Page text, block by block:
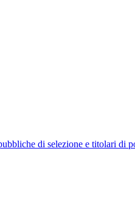
di selezione e titolari di